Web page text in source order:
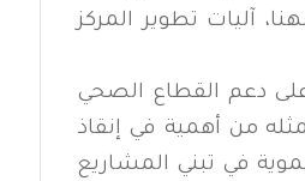
آليات تطوير المركز
دعم القطاع الصحي
من أهمية في إنقاذ
في تبني المشاريع